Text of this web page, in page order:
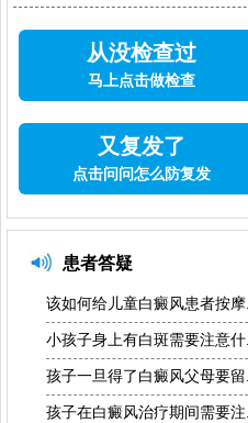
从没检查过
马上点击做检查
又复发了
点击问问怎么防复发
患者答疑
该如何给儿童白癜风患者按摩..
小孩子身上有白斑需要注意什..
孩子一旦得了白癜风父母要留..
孩子在白癜风治疗期间需要注..